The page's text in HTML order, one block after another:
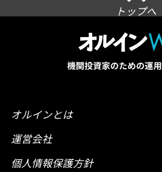
トップへ
オルインとは
運営会社
個人情報保護方針